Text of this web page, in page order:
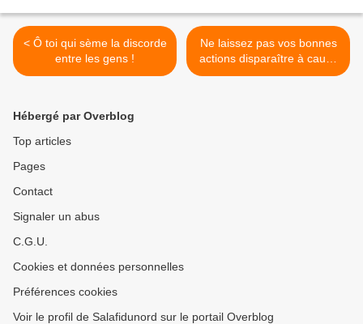
< Ô toi qui sème la discorde
entre les gens !
Ne laissez pas vos bonnes
actions disparaître à cause
de la médisance >
Hébergé par Overblog
Top articles
Pages
Contact
Signaler un abus
C.G.U.
Cookies et données personnelles
Préférences cookies
Voir le profil de Salafidunord sur le portail Overblog